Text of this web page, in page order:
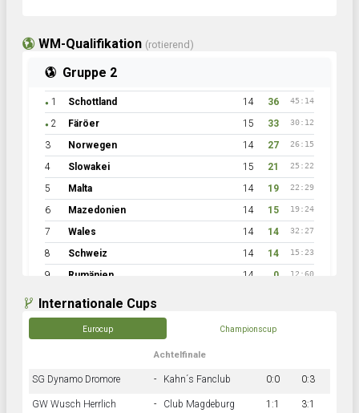
WM-Qualifikation (rotierend)
Gruppe 2
● 1 Schottland 14 36 45:14
● 2 Färöer 15 33 30:12
3 Norwegen 14 27 26:15
4 Slowakei 15 21 25:22
5 Malta 14 19 22:29
6 Mazedonien 14 15 19:24
7 Wales 14 14 32:27
8 Schweiz 14 14 15:23
9 Rumänien 14 0 12:60
Internationale Cups
Eurocup Championscup
Achtelfinale
SG Dynamo Dromore - Kahn´s Fanclub 0:0 0:3
GW Wusch Herrlich - Club Magdeburg 1:1 3:1